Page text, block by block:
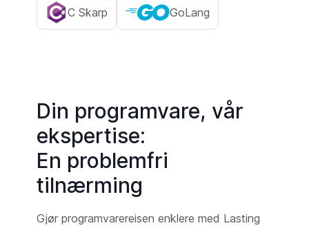
C Skarp GoLang
Din programvare, vår
ekspertise:
En problemfri
tilnærming
Gjør programvarereisen enklere med Lasting